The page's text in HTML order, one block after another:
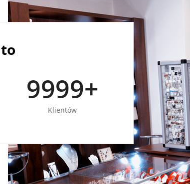
9999+
Klientów